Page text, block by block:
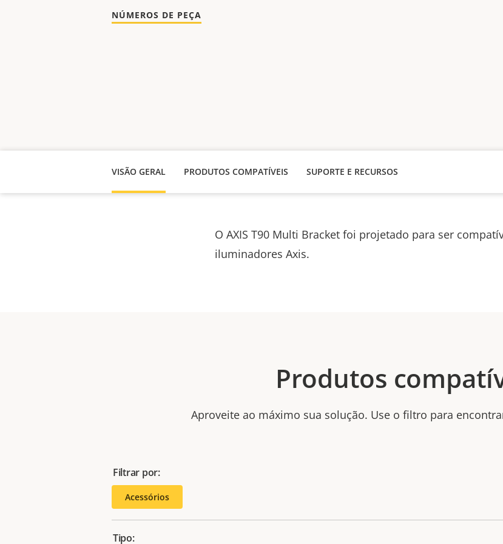
NÚMEROS DE PEÇA
VISÃO GERAL PRODUTOS COMPATÍVEIS SUPORTE E RECURSOS
O AXIS T90 Multi Bracket foi projetado para ser
iluminadores Axis.
Produtos
Aproveite ao máximo sua solução. Use o filtro para
Filtrar por:
Acessórios
Tipo: